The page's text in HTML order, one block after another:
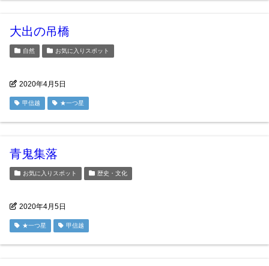
大出の吊橋
自然 お気に入りスポット
2020年4月5日
甲信越 ★一つ星
青鬼集落
お気に入りスポット 歴史・文化
2020年4月5日
★一つ星 甲信越